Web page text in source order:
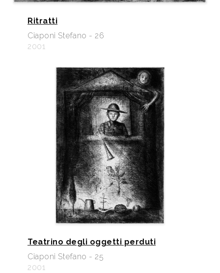
Ritratti
Ciaponi Stefano - 26
2001
Teatrino degli oggetti perduti
Ciaponi Stefano - 25
2001